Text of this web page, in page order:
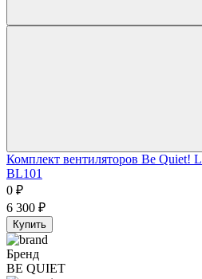
Комплект вентиляторов Be
BL101
0 ₽
6 300 ₽
Купить
Бренд
BE QUIET